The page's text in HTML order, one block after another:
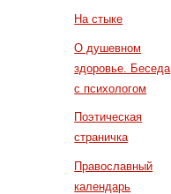
На стыке
О душевном
здоровье. Беседа
с психологом
Поэтическая
страничка
Православный
календарь